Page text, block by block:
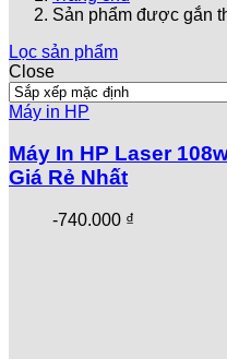
Sản phẩm được gắn
Lọc sản phẩm
Close
Máy in HP
Máy In HP Laser
Giá Rẻ Nhất
-740.000 ₫